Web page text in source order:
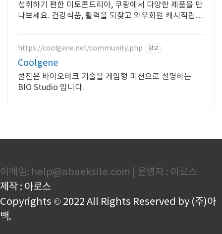
섭취하기 편한 미토콘드리아, 쿠팡에서 다양한 제품을 만
나보세요. 건강식품, 활력을 되찾고 와우회원 캐시적립도
https://coolgene.net/community.php 광고
Coolgene
쿨진은 바이오테크 기술을 게임형 미션으로 설명하는
BIO Studio 입니다.
이메일: help@abaeksite.com | 운영자 : 아로스
제작 : 아로스
Copyrights © 2022 All Rights Reserved by (주)아
백.